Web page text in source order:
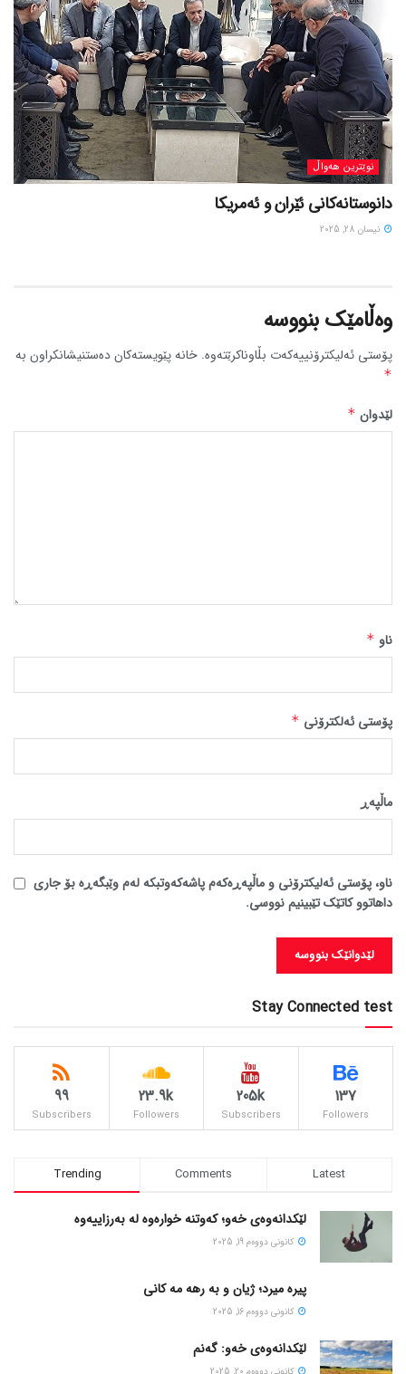
نوێترین هەواڵ
دانوستانەکانی ئێران و ئەمریکا
نیسان 28, 2025
وەڵامێک بنووسە
پۆستی ئەلیکترۆنییەکەت بڵاوناکرێتەوە. خانە پێویستەکان دەستنیشانکراون بە
*
لێدوان *
ناو *
پۆستی ئەلکترۆنی *
ماڵپه‌ڕ
ناو، پۆستی ئەلیکترۆنی و ماڵپەڕەکەم پاشەکەوتبکە لەم وێبگەڕە بۆ جاری
داهاتوو کاتێک تێبینیم نووسی.
Stay Connected test
137
Followers
205k
Subscribers
23.9k
Followers
99
Subscribers
Trending Comments Latest
لێکدانەوەی خەو؛ کەوتنە خوارەوە لە بەرزاییەوە
كانونی دووه‌م 19, 2025
پیره میرد؛ ژیان و به رهه مه کانی
كانونی دووه‌م 16, 2025
لێکدانەوەی خەو: گەنم